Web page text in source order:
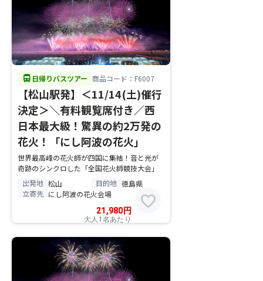
directions_bus 日帰りバスツアー 商品コード：F6007
【松山駅発】＜11/14(土)催行
決定＞＼有料観覧席付き／西
日本最大級！驚異の約2万発の
花火！「にし阿波の花火」
世界最高峰の花火師が四国に集結！音と光が
奇跡のシンクロした「全国花火師競技大会」
出発地 松山 目的地 徳島県
立寄先 にし阿波の花火会場
21,980 円
大人1名あたり
favorite